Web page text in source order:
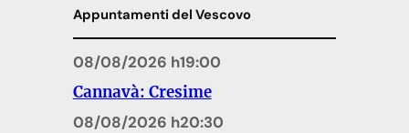
Appuntamenti del Vescovo
08/08/2026 h19:00
Cannavà: Cresime
08/08/2026 h20:30